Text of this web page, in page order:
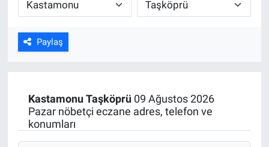
Paylaş
Kastamonu Taşköprü09 Ağustos 2026
Pazar nöbetçi eczane adres, telefon ve
konumları